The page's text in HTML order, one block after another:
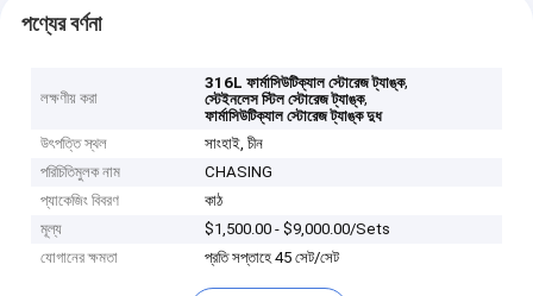
পণ্যের বর্ণনা
লক্ষণীয় করা
316L ফার্মাসিউটিক্যাল স্টোরেজ ট্যাঙ্ক,
স্টেইনলেস স্টিল স্টোরেজ ট্যাঙ্ক,
ফার্মাসিউটিক্যাল স্টোরেজ ট্যাঙ্ক দুধ
উৎপত্তি স্থল
সাংহাই, চীন
পরিচিতিমুলক নাম
CHASING
প্যাকেজিং বিবরণ
কাঠ
মূল্য
$1,500.00 - $9,000.00/Sets
যোগানের ক্ষমতা
প্রতি সপ্তাহে 45 সেট/সেট